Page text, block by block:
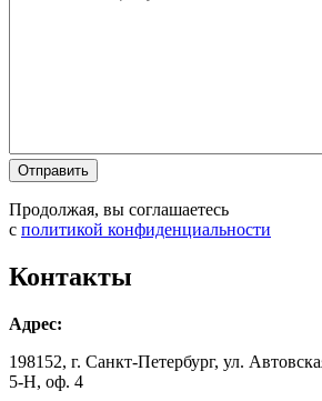
Продолжая, вы соглашаетесь
с политикой конфиденциальности
Контакты
Адрес:
198152, г. Санкт-Петербург, ул.
5-Н, оф. 4